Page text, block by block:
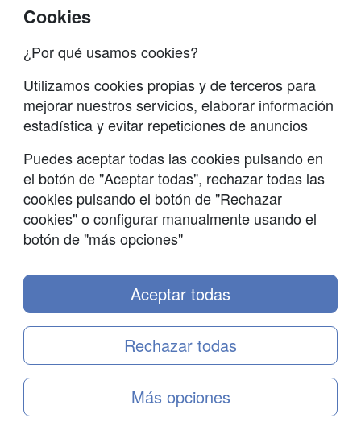
Acceso Centros
Contactar
Confidencialidad
Aviso legal
Copyleft
Cookies
¿Por qué usamos cookies?
Utilizamos cookies propias y de terceros para
mejorar nuestros servicios, elaborar información
estadística y evitar repeticiones de anuncios
Puedes aceptar todas las cookies pulsando en
el botón de "Aceptar todas", rechazar todas las
cookies pulsando el botón de "Rechazar
cookies" o configurar manualmente usando el
botón de "más opciones"
Más opciones
Rechazar todas
Aceptar todas